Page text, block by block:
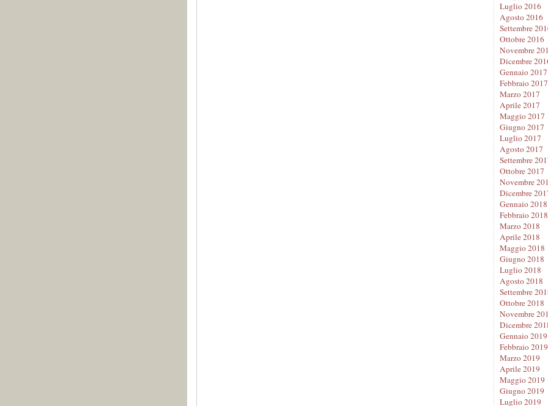
Luglio 2016
Agosto 2016
Settembre
Ottobre 2016
Novembre
Dicembre
Gennaio 2017
Febbraio 2017
Marzo 2017
Aprile 2017
Maggio 2017
Giugno 2017
Luglio 2017
Agosto 2017
Settembre
Ottobre 2017
Novembre
Dicembre
Gennaio 2018
Febbraio 2018
Marzo 2018
Aprile 2018
Maggio 2018
Giugno 2018
Luglio 2018
Agosto 2018
Settembre
Ottobre 2018
Novembre
Dicembre
Gennaio 2019
Febbraio 2019
Marzo 2019
Aprile 2019
Maggio 2019
Giugno 2019
Luglio 2019